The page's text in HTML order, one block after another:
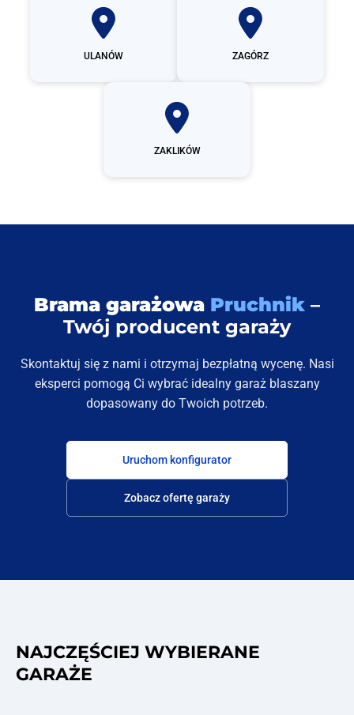
ULANÓW ZAGÓRZ
ZAKLIKÓW
Brama garażowa Pruchnik –
Twój producent garaży
Skontaktuj się z nami i otrzymaj bezpłatną wycenę. Nasi
eksperci pomogą Ci wybrać idealny garaż blaszany
dopasowany do Twoich potrzeb.
Uruchom konfigurator
Zobacz ofertę garaży
NAJCZĘŚCIEJ WYBIERANE
GARAŻE